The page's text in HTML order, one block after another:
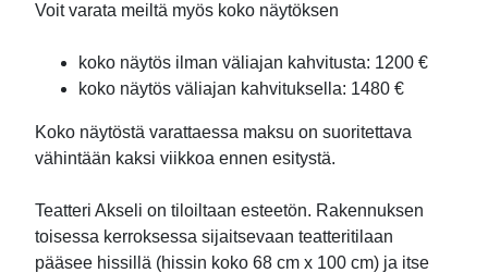
Voit varata meiltä myös koko näytöksen
koko näytös ilman väliajan kahvitusta: 1200 €
koko näytös väliajan kahvituksella: 1480 €
Koko näytöstä varattaessa maksu on suoritettava
vähintään kaksi viikkoa ennen esitystä.
Teatteri Akseli on tiloiltaan esteetön. Rakennuksen
toisessa kerroksessa sijaitsevaan teatteritilaan
pääsee hissillä (hissin koko 68 cm x 100 cm) ja itse